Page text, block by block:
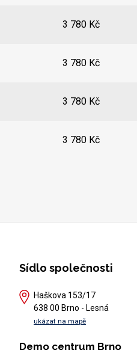
3 780 Kč
3 780 Kč
3 780 Kč
3 780 Kč
Sídlo společnosti
Haškova 153/17
638 00 Brno - Lesná
ukázat na mapě
Demo centrum Brno